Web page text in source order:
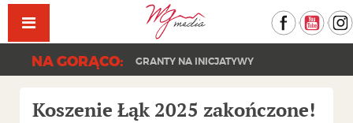
Facebook
NA GORĄCO: GRANTY NA INICJATYWY
Koszenie Łąk 2025 zakończone!